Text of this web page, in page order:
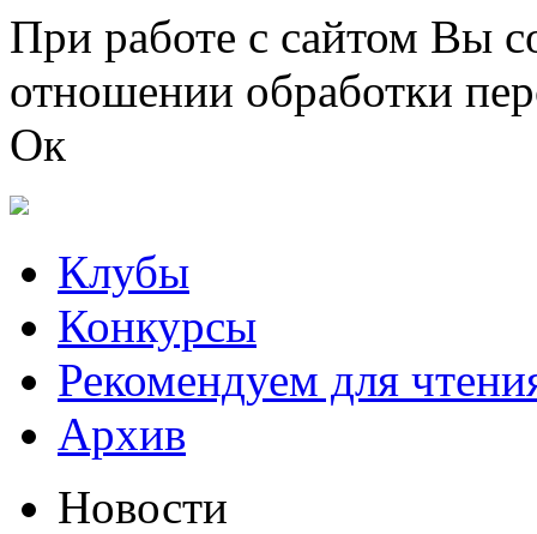
Перейти к основному содержанию
При работе с сайтом Вы
отношении обработки
Ок
Клубы
Конкурсы
Рекомендуем для
Архив
Новости